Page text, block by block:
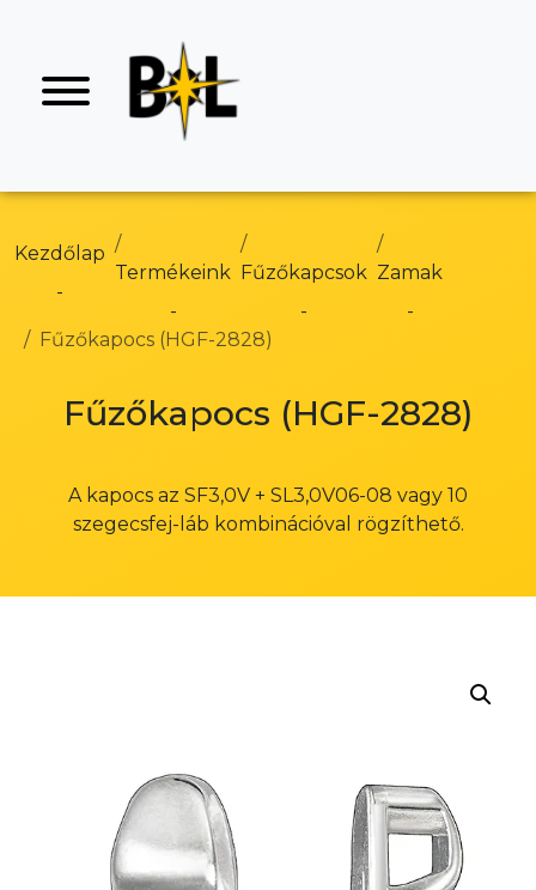
Kezdőlap
Termékeink Fűzőkapcsok Zamak
Fűzőkapocs (HGF-2828)
Fűzőkapocs (HGF-2828)
A kapocs az SF3,0V + SL3,0V06-08 vagy 10
szegecsfej-láb kombinációval rögzíthető.